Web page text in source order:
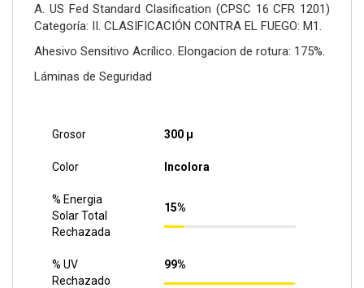
A. US Fed Standard Clasification (CPSC 16 CFR 1201)
Categoría: II. CLASIFICACIÓN CONTRA EL FUEGO: M1.
Ahesivo Sensitivo Acrílico. Elongacion de rotura: 175%.
Láminas de Seguridad
Grosor 300 µ
Color Incolora
% Energia
Solar Total
Rechazada
15%
% UV
Rechazado
99%